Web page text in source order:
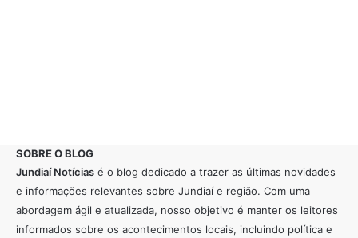
SOBRE O BLOG
Jundiaí Notícias é o blog dedicado a trazer as últimas novidades
e informações relevantes sobre Jundiaí e região. Com uma
abordagem ágil e atualizada, nosso objetivo é manter os leitores
informados sobre os acontecimentos locais, incluindo política e